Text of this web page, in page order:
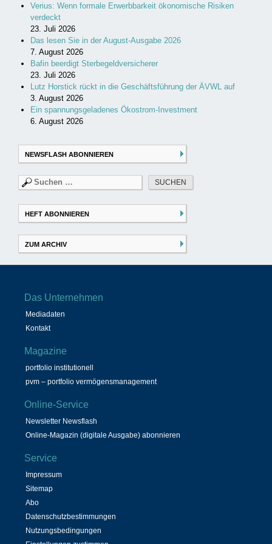
Verius: Wenn formale Erwerbbarkeit ökonomische Risiken
verdeckt
23. Juli 2026
Das lesen Sie in der August-Ausgabe 2026
7. August 2026
Bafin beerdigt Sterbegeldversicherer
23. Juli 2026
Lutz Horstick rückt in die Geschäftsführung der ÄVWL auf
3. August 2026
Ein spannungsgeladenes Ökostrom-Investment
6. August 2026
NEWSFLASH ABONNIEREN
Suchen
nach:
HEFT ABONNIEREN
ZUM ARCHIV
Das Unternehmen
Mediadaten
Kontakt
Magazine
portfolio institutionell
pvm – portfolio vermögensmanagement
Online-Service
Newsletter Newsflash
Online-Magazin (digitale Ausgabe) abonnieren
Service
Impressum
Sitemap
Abo
Datenschutzbestimmungen
Nutzungsbedingungen